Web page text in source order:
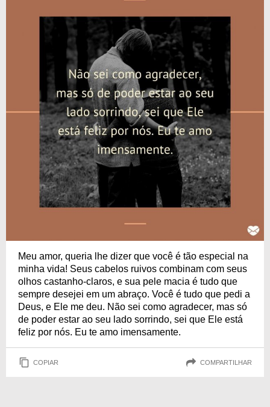
Meu amor, queria lhe dizer que você é tão especial na
minha vida! Seus cabelos ruivos combinam com seus
olhos castanho-claros, e sua pele macia é tudo que
sempre desejei em um abraço. Você é tudo que pedi a
Deus, e Ele me deu. Não sei como agradecer, mas só
de poder estar ao seu lado sorrindo, sei que Ele está
feliz por nós. Eu te amo imensamente.
COPIAR COMPARTILHAR